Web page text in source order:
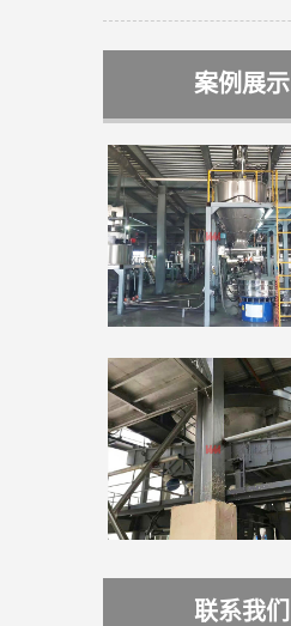
案例展示
联系我们